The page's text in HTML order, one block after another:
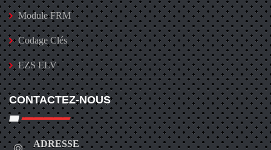
Module FRM
Codage Clés
EZS ELV
CONTACTEZ-NOUS
ADRESSE